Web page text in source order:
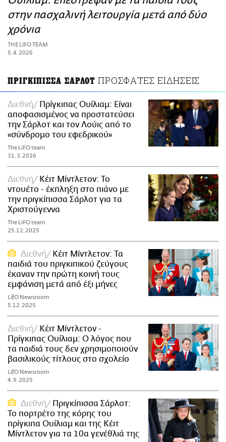
ΑΜΠΑ
PRINT
στην πασχαλινή λειτουργία μετά από δύο
χρόνια
THE LIFO TEAM
5.4.2026
ΠΡΙΓΚΙΠΙΣΣΑ ΣΑΡΛΟΤ ΠΡΟΣΦΑΤΕΣ ΕΙΔΗΣΕΙΣ
Διεθνή
Πρίγκιπας Ουίλιαμ: Είναι
αποφασισμένος να προστατεύσει
την Σάρλοτ και τον Λούις από το
«σύνδρομο του εφεδρικού»
The LiFO team
31.3.2026
Διεθνή
Κέιτ Μίντλετον: Το
ντουέτο - έκπληξη στο πιάνο με
την πριγκίπισσα Σάρλοτ για τα
Χριστούγεννα
The LiFO team
25.12.2025
Διεθνή
Κέιτ Μίντλετον: Τα
παιδιά του πριγκιπικού ζεύγους
έκαναν την πρώτη κοινή τους
εμφάνιση μετά από έξι μήνες
LifO Newsroom
5.12.2025
Διεθνή
Κέιτ Μίντλετον -
Πρίγκιπας Ουίλιαμ: Ο λόγος που
τα παιδιά τους δεν χρησιμοποιούν
βασιλικούς τίτλους στο σχολείο
LifO Newsroom
4.9.2025
Διεθνή
Πριγκίπισσα Σάρλοτ:
Το πορτρέτο της κόρης του
πρίγκιπα Ουίλιαμ και της Κέιτ
Μίντλετον για τα 10α γενέθλιά της